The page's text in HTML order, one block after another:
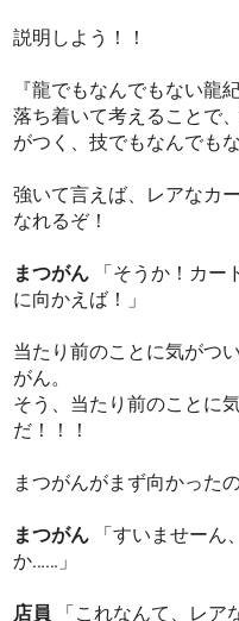
説明しよう！！
『龍でもなんでもない龍
落ち着いて考えることで
がつく、技でもなんでも
強いて言えば、レアなカ
なれるぞ！
まつがん 「そうか！カー
に向かえば！」
当たり前のことに気がつ
がん。
そう、当たり前のことに
だ！！！
まつがんがまず向かった
まつがん 「すいませーん
か……」
店員 「これなんて、レア